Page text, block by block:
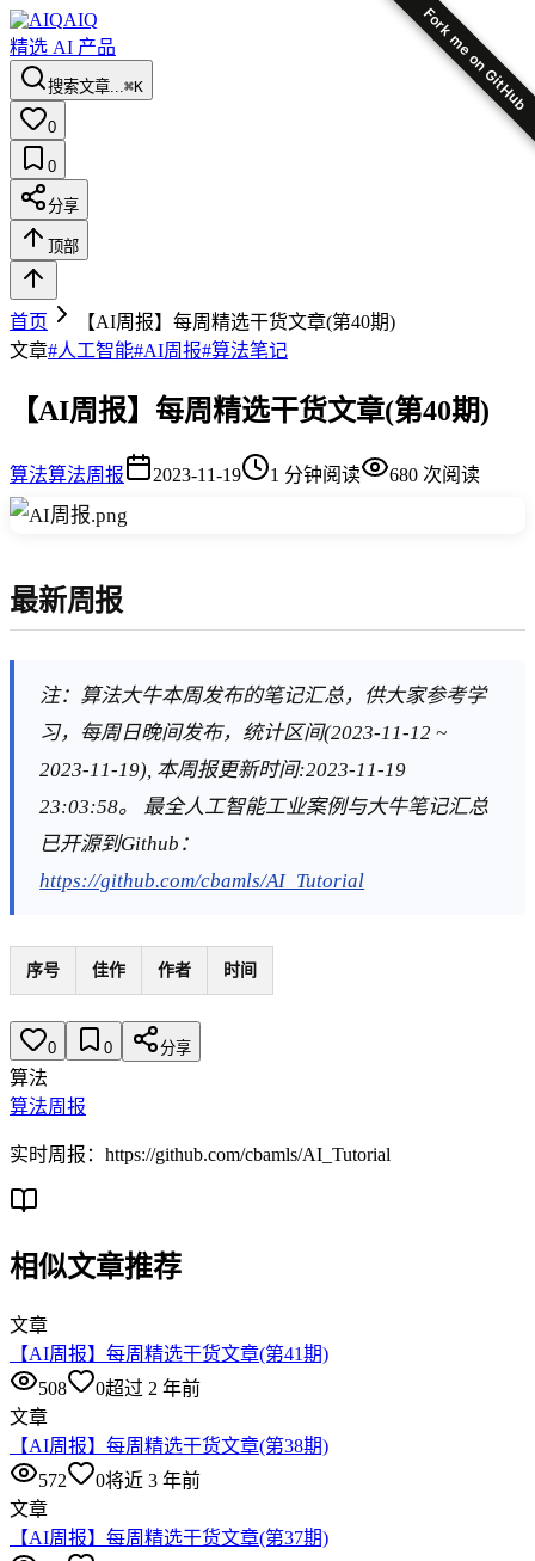
Fork me on GitHub
AIQ
精选 AI 产品
搜索文章...⌘K
0
0
分享
顶部
首页
【AI周报】每周精选干货文章(第40期)
文章#人工智能#AI周报#算法笔记
【AI周报】每周精选干货文章(第40期)
算法算法周报 2023-11-19 1 分钟阅读 680 次阅读
最新周报
注：算法大牛本周发布的笔记汇总，供大家参考学
习，每周日晚间发布，统计区间(2023-11-12 ~
2023-11-19), 本周报更新时间:2023-11-19
23:03:58。 最全人工智能工业案例与大牛笔记汇总
已开源到Github：
https://github.com/cbamls/AI_Tutorial
序号 佳作 作者 时间
0 0 分享
算法
算法周报
实时周报：https://github.com/cbamls/AI_Tutorial
相似文章推荐
文章
【AI周报】每周精选干货文章(第41期)
508
0超过 2 年前
文章
【AI周报】每周精选干货文章(第38期)
572
0将近 3 年前
文章
【AI周报】每周精选干货文章(第37期)